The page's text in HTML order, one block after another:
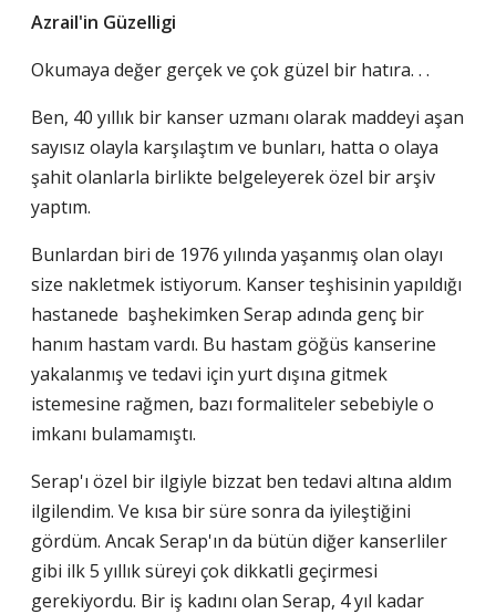
Azrail'in Güzelligi
Okumaya değer gerçek ve çok güzel bir hatıra. . .
Ben, 40 yıllık bir kanser uzmanı olarak maddeyi aşan
sayısız olayla karşılaştım ve bunları, hatta o olaya
şahit olanlarla birlikte belgeleyerek özel bir arşiv
yaptım.
Bunlardan biri de 1976 yılında yaşanmış olan olayı
size nakletmek istiyorum. Kanser teşhisinin yapıldığı
hastanede başhekimken Serap adında genç bir
hanım hastam vardı. Bu hastam göğüs kanserine
yakalanmış ve tedavi için yurt dışına gitmek
istemesine rağmen, bazı formaliteler sebebiyle o
imkanı bulamamıştı.
Serap'ı özel bir ilgiyle bizzat ben tedavi altına aldım
ilgilendim. Ve kısa bir süre sonra da iyileştiğini
gördüm. Ancak Serap'ın da bütün diğer kanserliler
gibi ilk 5 yıllık süreyi çok dikkatli geçirmesi
gerekiyordu. Bir iş kadını olan Serap, 4 yıl kadar